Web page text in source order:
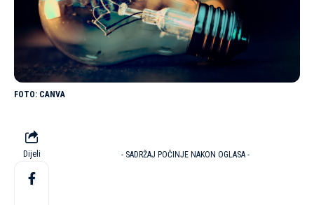
CANVA
Dijeli - SADRŽAJ POČINJE NAKON OGLASA -